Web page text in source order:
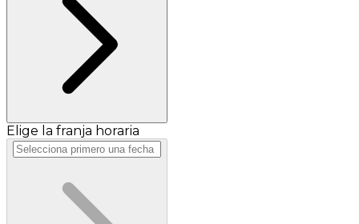
Elige la franja horaria